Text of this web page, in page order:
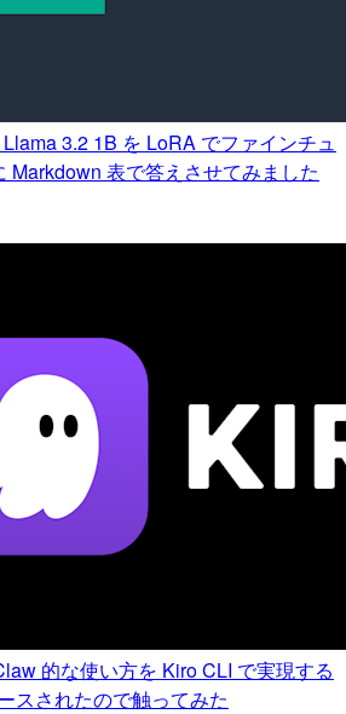
3.2 1B を LoRA でファインチュ
Markdown 表で答えさせてみました
的な使い方を Kiro CLI で実現する
スされたので触ってみた